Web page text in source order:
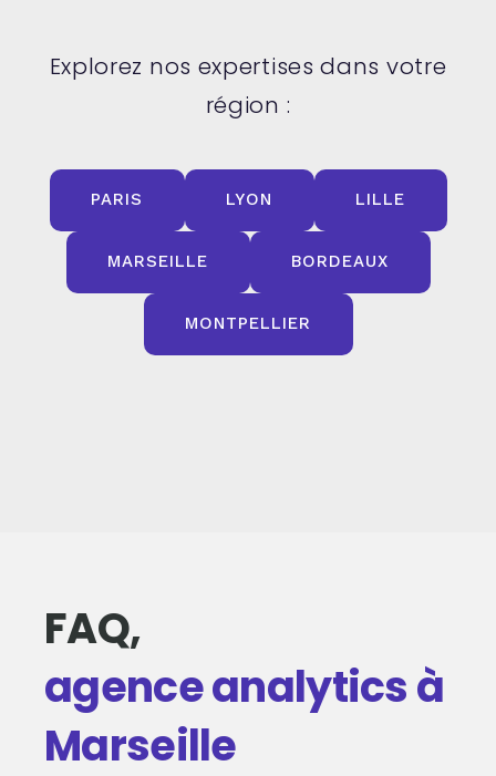
Explorez nos expertises dans votre
région :
PARIS LYON LILLE
MARSEILLE BORDEAUX
MONTPELLIER
FAQ,
agence analytics à
Marseille